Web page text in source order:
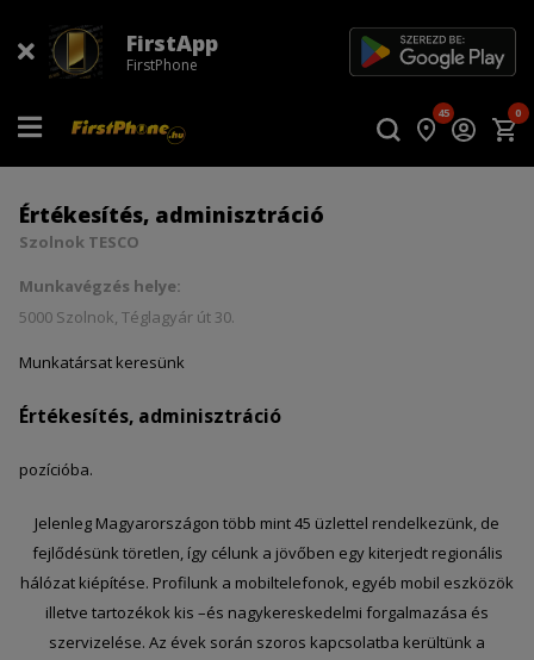
FirstApp
FirstPhone
45 0
Értékesítés, adminisztráció
Szolnok TESCO
Munkavégzés helye:
5000 Szolnok, Téglagyár út 30.
Munkatársat keresünk
Értékesítés, adminisztráció
pozícióba.
Jelenleg Magyarországon több mint 45 üzlettel rendelkezünk, de
fejlődésünk töretlen, így célunk a jövőben egy kiterjedt regionális
hálózat kiépítése. Profilunk a mobiltelefonok, egyéb mobil eszközök
illetve tartozékok kis –és nagykereskedelmi forgalmazása és
szervizelése. Az évek során szoros kapcsolatba kerültünk a